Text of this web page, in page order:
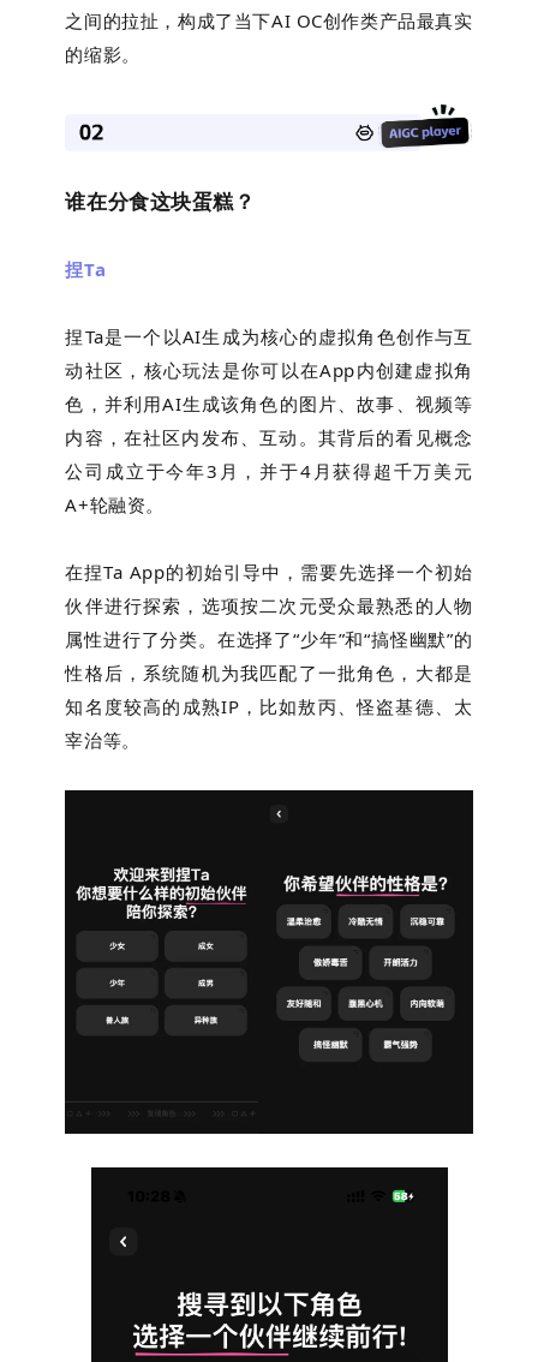
之间的拉扯，构成了当下AI OC创作类产品最真实
的缩影。
谁在分食这块蛋糕？
捏Ta
捏Ta是一个以AI生成为核心的虚拟角色创作与互
动社区，核心玩法是你可以在App内创建虚拟角
色，并利用AI生成该角色的图片、故事、视频等
内容，在社区内发布、互动。其背后的看见概念
公司成立于今年3月，并于4月获得超千万美元
A+轮融资。
在捏Ta App的初始引导中，需要先选择一个初始
伙伴进行探索，选项按二次元受众最熟悉的人物
属性进行了分类。在选择了“少年”和“搞怪幽默”的
性格后，系统随机为我匹配了一批角色，大都是
知名度较高的成熟IP，比如敖丙、怪盗基德、太
宰治等。